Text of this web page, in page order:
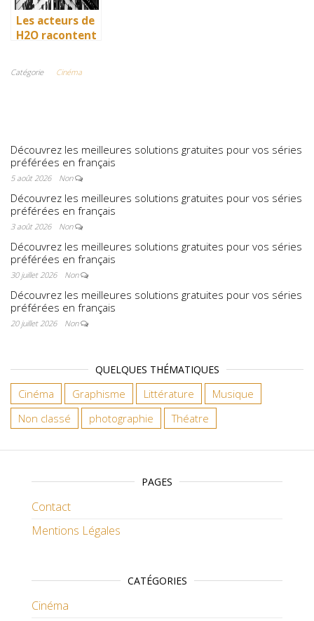
Les acteurs de
H2O racontent
vie en
Catégorie Cinéma
Découvrez les meilleures solutions gratuites pour vos séries
préférées en français
5 août 2026 Non
Découvrez les meilleures solutions gratuites pour vos séries
préférées en français
3 août 2026 Non
Découvrez les meilleures solutions gratuites pour vos séries
préférées en français
30 juillet 2026 Non
Découvrez les meilleures solutions gratuites pour vos séries
préférées en français
20 juillet 2026 Non
QUELQUES THÉMATIQUES
Cinéma Graphisme Littérature
Musique
Non classé
photographie Théatre
PAGES
Contact
Mentions Légales
CATÉGORIES
Cinéma